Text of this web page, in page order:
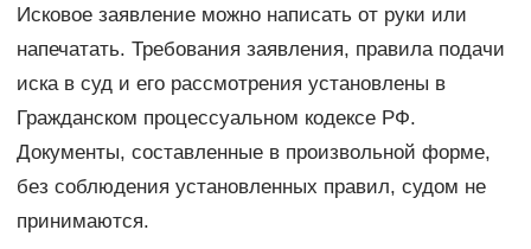
Исковое заявление можно написать от руки или
напечатать. Требования заявления, правила подачи
иска в суд и его рассмотрения установлены в
Гражданском процессуальном кодексе РФ.
Документы, составленные в произвольной форме,
без соблюдения установленных правил, судом не
принимаются.